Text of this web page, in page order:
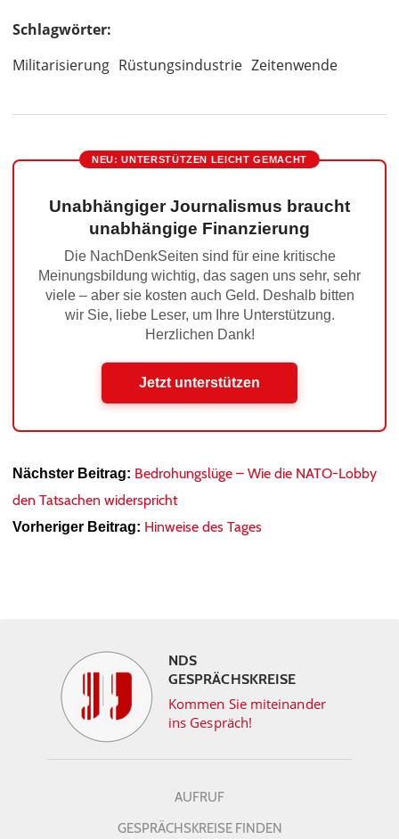
Schlagwörter:
Militarisierung Rüstungsindustrie Zeitenwende
NEU: UNTERSTÜTZEN LEICHT GEMACHT
Unabhängiger Journalismus braucht
unabhängige Finanzierung
Die NachDenkSeiten sind für eine kritische
Meinungsbildung wichtig, das sagen uns sehr, sehr
viele – aber sie kosten auch Geld. Deshalb bitten
wir Sie, liebe Leser, um Ihre Unterstützung.
Herzlichen Dank!
Jetzt unterstützen
Nächster Beitrag: Bedrohungslüge – Wie die NATO-Lobby
den Tatsachen widerspricht
Vorheriger Beitrag: Hinweise des Tages
NDS
GESPRÄCHSKREISE
Kommen Sie miteinander
ins Gespräch!
AUFRUF
GESPRÄCHSKREISE FINDEN